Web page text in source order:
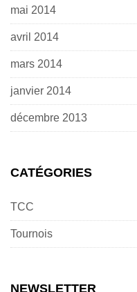
mai 2014
avril 2014
mars 2014
janvier 2014
décembre 2013
CATÉGORIES
TCC
Tournois
NEWSLETTER